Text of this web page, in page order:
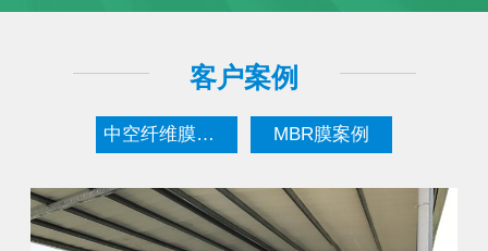
客户案例
中空纤维膜案例 MBR膜案例